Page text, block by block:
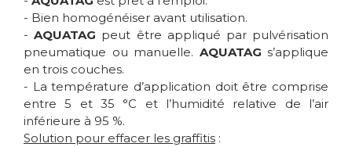
- Bien homogénéiser avant utilisation.
-AQUATAG peut être appliqué par pulvérisation
pneumatique ou manuelle. AQUATAG s’applique
en trois couches.
- La température d’application doit être comprise
entre 5 et 35 °C et l’humidité relative de l’air
inférieure à 95 %.
Solution pour effacer les graffitis :